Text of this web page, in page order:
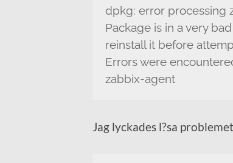
dpkg: error processing
Package is in a very
reinstall it before
Errors were
zabbix-agent
Jag lyckades l?sa